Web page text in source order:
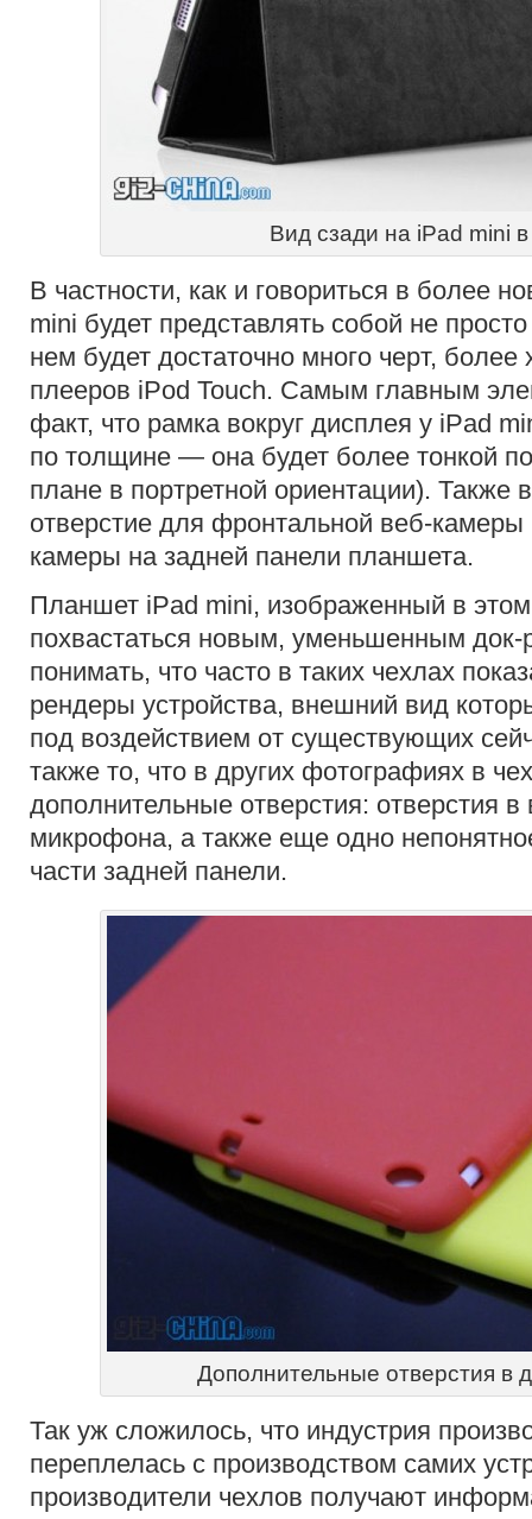
Вид сзади на iPad mini
В частности, как и говориться в более
mini будет представлять собой не
нем будет достаточно много черт, более
плееров iPod Touch. Самым главным
факт, что рамка вокруг дисплея у iPad
по толщине — она будет более тонкой
плане в портретной ориентации). Также
отверстие для фронтальной веб-
камеры на задней панели планшета.
Планшет iPad mini, изображенный в
похвастаться новым, уменьшенным док-
понимать, что часто в таких чехлах
рендеры устройства, внешний вид
под воздействием от существующих
также то, что в других фотографиях в
дополнительные отверстия: отверстия в
микрофона, а также еще одно
части задней панели.
Дополнительные отверстия в
Так уж сложилось, что индустрия
переплелась с производством самих
производители чехлов получают